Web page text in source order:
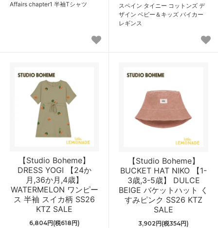
Affairs chapter1 半袖Tシャツ
スペイン タイニー コットンズ デ
ザイン ベビー＆キッズ バイカー
レギンス
【Studio Boheme】
DRESS YOGI 【24か
月,36か月,4歳】
WATERMELON ワンピー
ス 半袖 スイカ柄 SS26
KTZ SALE
6,804円(税618円)
【Studio Boheme】
BUCKET HAT NIKO 【1-
3歳,3-5歳】 DULCE
BEIGE バケットハット く
すみピンク SS26 KTZ
SALE
3,902円(税354円)